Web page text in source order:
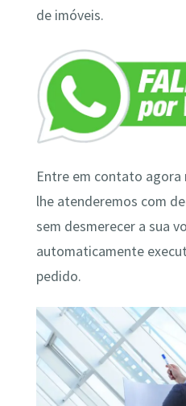
de imóveis.
Entre em contato agora
lhe atenderemos com
sem desmerecer a sua
automaticamente
pedido.